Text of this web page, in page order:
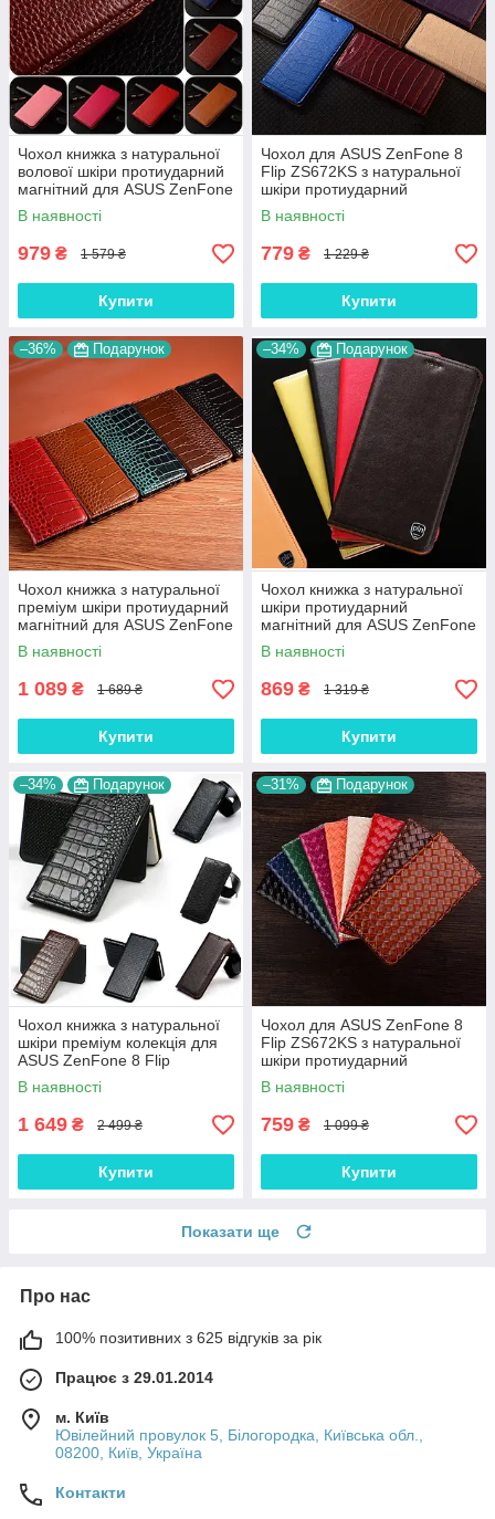
Чохол книжка з натуральної
волової шкіри протиударний
магнітний для ASUS ZenFone
8 Flip ZS672KS "BULL"
В наявності
979 ₴ 1 579 ₴
Купити
Чохол для ASUS ZenFone 8
Flip ZS672KS з натуральної
шкіри протиударний
магнітний книжка "LUXOR"
В наявності
779 ₴ 1 229 ₴
Купити
–36% Подарунок
Чохол книжка з натуральної
преміум шкіри протиударний
магнітний для ASUS ZenFone
8 Flip ZS672KS "CROCODILE"
В наявності
1 089 ₴ 1 689 ₴
Купити
–34% Подарунок
Чохол книжка з натуральної
шкіри протиударний
магнітний для ASUS ZenFone
8 Flip ZS672KS "CLASIC"
В наявності
869 ₴ 1 319 ₴
Купити
–34% Подарунок
Чохол книжка з натуральної
шкіри преміум колекція для
ASUS ZenFone 8 Flip
ZS672KS "SIGNATURE"
В наявності
1 649 ₴ 2 499 ₴
Купити
–31% Подарунок
Чохол для ASUS ZenFone 8
Flip ZS672KS з натуральної
шкіри протиударний
магнітний книжка "VENETTA"
В наявності
759 ₴ 1 099 ₴
Купити
Показати ще
Про нас
100% позитивних з 625 відгуків за рік
Працює з 29.01.2014
м. Київ
Ювілейний провулок 5, Білогородка, Київська обл.,
08200, Київ, Україна
Контакти